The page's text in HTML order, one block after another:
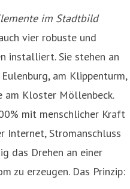
im Stadtbild
vier robuste und
installiert. Sie stehen an
am Klippenturm,
am Kloster Möllenbeck.
mit menschlicher Kraft
Internet, Stromanschluss
das Drehen an einer
zu erzeugen. Das Prinzip: